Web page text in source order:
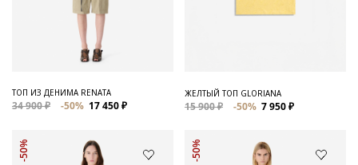
ТОП ИЗ ДЕНИМА RENATA
34 900 ₽ -50% 17 450 ₽
ЖЕЛТЫЙ ТОП GLORIANA
15 900 ₽ -50% 7 950 ₽
-50% -50%